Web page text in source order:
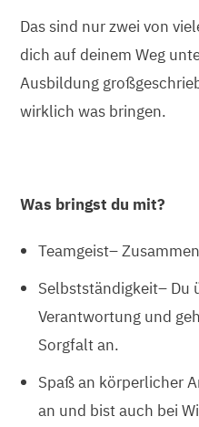
Das sind nur zwei von
dich auf deinem Weg
Ausbildung
wirklich was bringen.
Was bringst du mit?
Teamgeist–
Selbstständigkeit– Du
Verantwortung und
Sorgfalt an.
Spaß an körperlicher
an und bist auch bei